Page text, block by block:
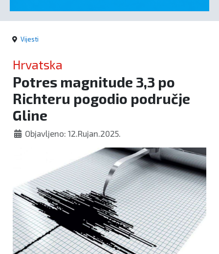
Vijesti
Hrvatska
Potres magnitude 3,3 po
Richteru pogodio područje
Gline
Objavljeno: 12.Rujan.2025.